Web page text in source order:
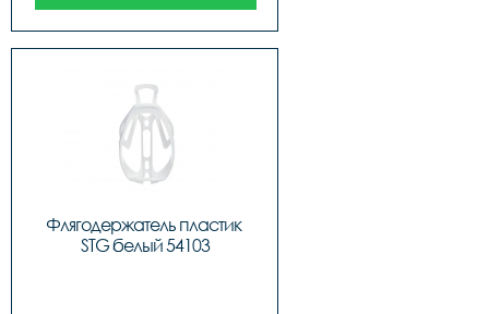
Флягодержатель пластик
STG белый 54103